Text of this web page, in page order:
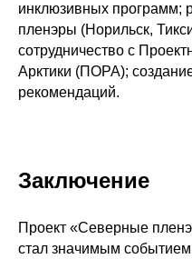
инклюзивных программ;
пленэры (Норильск,
сотрудничество с
Арктики (ПОРА);
рекомендаций.
Заключение
Проект «Северные
стал значимым